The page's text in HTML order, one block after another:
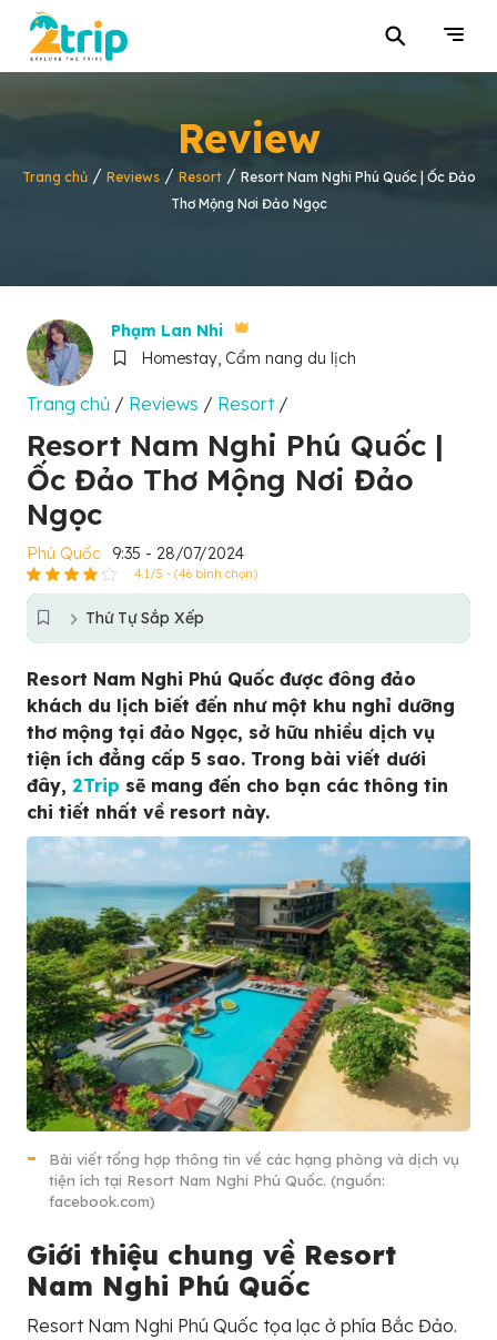
⚲
Review
Trang chủ/ Reviews/ Resort/ Resort Nam Nghi Phú Quốc | Ốc Đảo
Thơ Mộng Nơi Đảo Ngọc
Phạm Lan Nhi
Homestay, Cẩm nang du lịch
Trang chủ / Reviews / Resort/
Resort Nam Nghi Phú Quốc |
Ốc Đảo Thơ Mộng Nơi Đảo
Ngọc
Phú Quốc 9:35 - 28/07/2024
4.1/5 - (46 bình chọn)
Thứ Tự Sắp Xếp
Resort Nam Nghi Phú Quốc được đông đảo
khách du lịch biết đến như một khu nghỉ dưỡng
thơ mộng tại đảo Ngọc, sở hữu nhiều dịch vụ
tiện ích đẳng cấp 5 sao. Trong bài viết dưới
đây, 2Trip sẽ mang đến cho bạn các thông tin
chi tiết nhất về resort này.
Bài viết tổng hợp thông tin về các hạng phòng và dịch vụ
tiện ích tại Resort Nam Nghi Phú Quốc. (nguồn:
facebook.com)
Giới thiệu chung về Resort
Nam Nghi Phú Quốc
Resort Nam Nghi Phú Quốc tọa lạc ở phía Bắc Đảo.